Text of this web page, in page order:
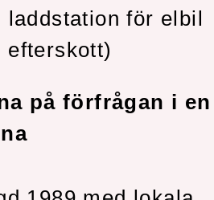
laddstation för elbil
efterskott)
på förfrågan i en